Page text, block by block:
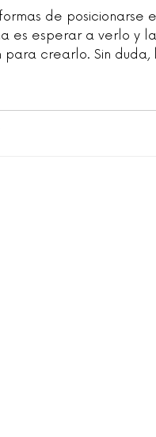
de posicionarse
es esperar a verlo y
para crearlo. Sin duda,